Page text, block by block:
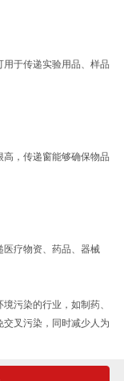
于传递实验用品、样品
，传递窗能够确保物品
疗物资、药品、器械
污染的行业，如制药、
叉污染，同时减少人为